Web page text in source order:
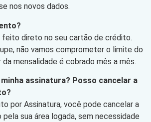
nos novos dados.
feito direto no seu cartão de crédito.
não vamos comprometer o limite do
mensalidade é cobrado mês a mês.
assinatura? Posso cancelar a
por Assinatura, você pode cancelar a
sua área logada, sem necessidade